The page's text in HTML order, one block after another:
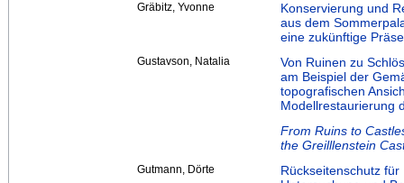
Gräbitz, Yvonne
Konservierung und
aus dem
eine zukünftige
Gustavson, Natalia
Von Ruinen zu
am Beispiel der
topografischen
Modellrestaurierung
From Ruins to
the Greilllenstein
Gutmann, Dörte
Rückseitenschutz